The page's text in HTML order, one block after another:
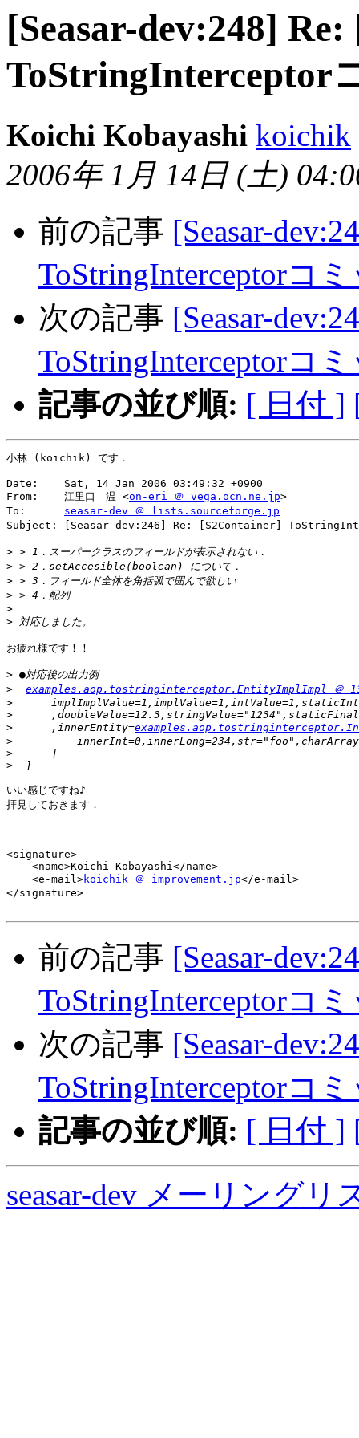
[Seasar-dev:248]
ToStringInterceptor
Koichi Kobayashi koichik
2006年 1月 14日 (土)
前の記事 [Seasar-
ToStringInterceptorコ
次の記事 [Seasar-
ToStringInterceptorコ
記事の並び順: [ 日付 ]
小林 (koichik) です．
Date:    Sat, 14 Jan 2006 03:49:32 +0900
From:    江里口　温 <on-eri ＠ vega.ocn.ne.jp>
To: seasar-dev ＠ lists.sourceforge.jp
Subject: [Seasar-dev:246] Re: [S2Container]
>
>
>
>
>
>
お疲れ様です！！
>
>
examples.aop.tostringinterceptor.EntityImplImpl ＠
>
>
>
      ,innerEntity=
>
>
>
いい感じですね♪
拝見しておきます．
--
<signature>
    <name>Koichi Kobayashi</name>
    <e-mail>
koichik ＠ improvement.jp</e-mail>
</signature>
前の記事 [Seasar-
ToStringInterceptorコ
次の記事 [Seasar-
ToStringInterceptorコ
記事の並び順: [ 日付 ]
seasar-dev メーリングリ